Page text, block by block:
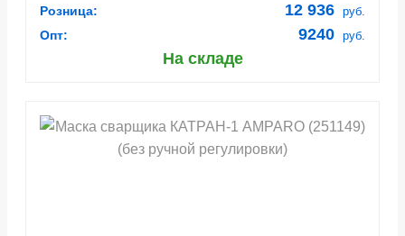
Розница: 12 936 руб.
Опт: 9240 руб.
На складе